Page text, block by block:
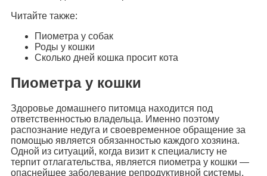
Читайте также:
Пиометра у собак
Роды у кошки
Сколько дней кошка просит кота
Пиометра у кошки
Здоровье домашнего питомца находится под
ответственностью владельца. Именно поэтому
распознание недуга и своевременное обращение за
помощью является обязанностью каждого хозяина.
Одной из ситуаций, когда визит к специалисту не
терпит отлагательства, является пиометра у кошки —
опаснейшее заболевание репродуктивной системы.